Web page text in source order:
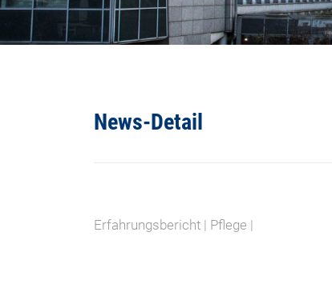
News-Detail
Erfahrungsbericht | Pflege |